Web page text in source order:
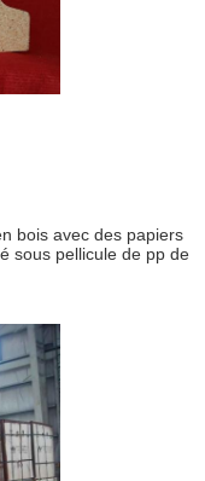
bois avec des papiers
sous pellicule de pp de